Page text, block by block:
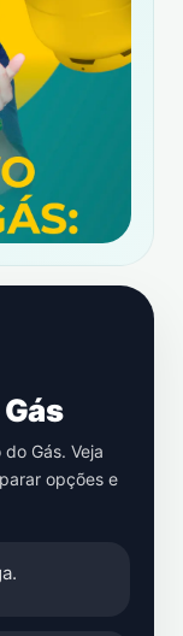
Gás. Veja
opções e